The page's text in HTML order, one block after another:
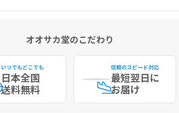
オオサカ堂のこだわり
いつでもどこでも
日本全国
送料無料
信頼のスピード対応
最短翌日に
お届け